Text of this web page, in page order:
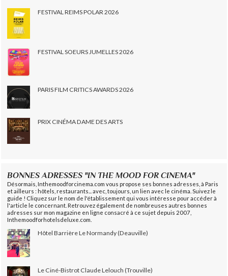
FESTIVAL REIMS POLAR 2026
FESTIVAL SOEURS JUMELLES 2026
PARIS FILM CRITICS AWARDS 2026
PRIX CINÉMA DAME DES ARTS
BONNES ADRESSES "IN THE MOOD FOR CINEMA"
Désormais, Inthemoodforcinema.com vous propose ses bonnes adresses, à Paris
et ailleurs : hôtels, restaurants... avec, toujours, un lien avec le cinéma. Suivez le
guide ! Cliquez sur le nom de l'établissement qui vous intéresse pour accéder à
l'article le concernant. Retrouvez également de nombreuses autres bonnes
adresses sur mon magazine en ligne consacré à ce sujet depuis 2007,
Inthemoodforhotelsdeluxe.com.
Hôtel Barrière Le Normandy (Deauville)
Le Ciné-Bistrot Claude Lelouch (Trouville)